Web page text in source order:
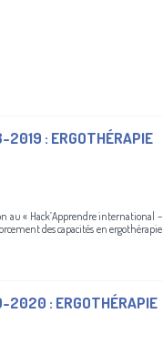
2019 : ERGOTHÉRAPIE
au « Hack’Apprendre international –
des capacités en ergothérapie
2020 : ERGOTHÉRAPIE